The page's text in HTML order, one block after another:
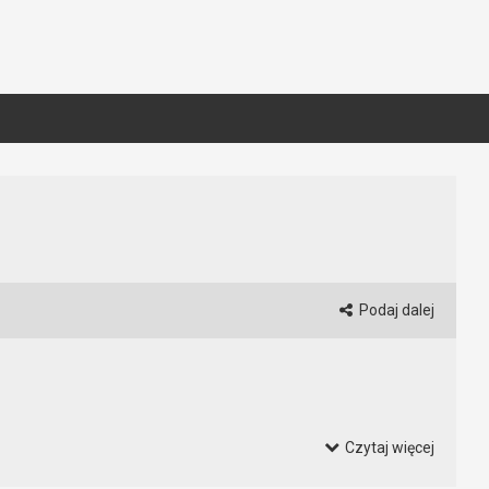
Podaj dalej
Czytaj więcej